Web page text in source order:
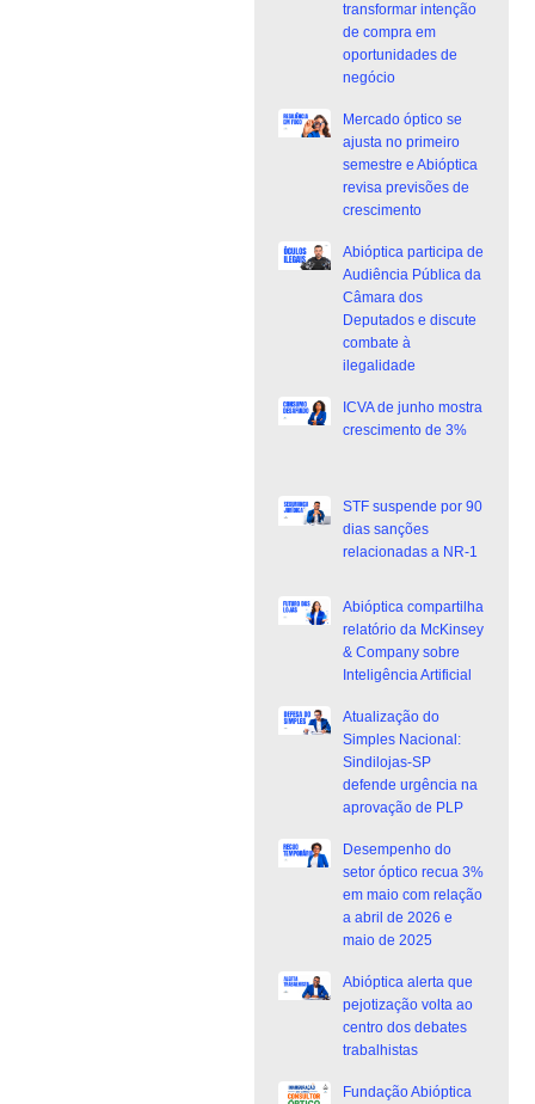
transformar intenção
de compra em
oportunidades de
negócio
Mercado óptico se
ajusta no primeiro
semestre e Abióptica
revisa previsões de
crescimento
Abióptica participa de
Audiência Pública da
Câmara dos
Deputados e discute
combate à
ilegalidade
ICVA de junho mostra
crescimento de 3%
STF suspende por 90
dias sanções
relacionadas a NR-1
Abióptica compartilha
relatório da McKinsey
& Company sobre
Inteligência Artificial
Atualização do
Simples Nacional:
Sindilojas-SP
defende urgência na
aprovação de PLP
Desempenho do
setor óptico recua 3%
em maio com relação
a abril de 2026 e
maio de 2025
Abióptica alerta que
pejotização volta ao
centro dos debates
trabalhistas
Fundação Abióptica